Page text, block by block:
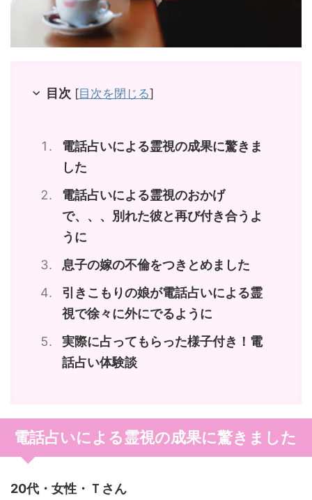
目次 [目次を閉じる]
電話占いによる霊視の成果に驚きま
した
電話占いによる霊視のおかげ
で、、、別れた彼と再び付き合うよ
うに
息子の嫁の不倫をつきとめました
引きこもりの娘が電話占いによる霊
視で徐々に外にでるように
実際に占ってもらった様子付き！電
話占い体験談
電話占いによる霊視の成果に驚きました
20代・女性・Ｔさん